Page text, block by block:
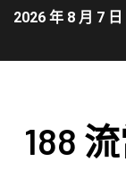
2026 年 8 月 7 日
188